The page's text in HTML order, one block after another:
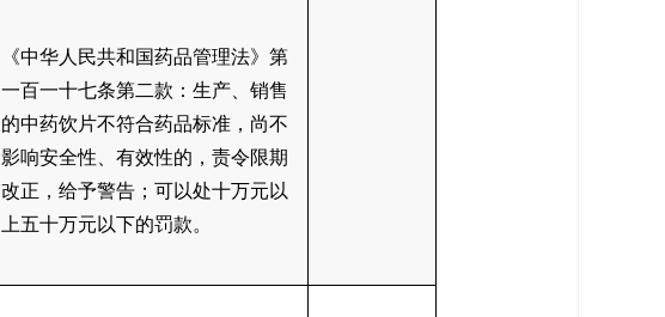
《中华人民共和国药品管理法》第
一百一十七条第二款：生产、销售
的中药饮片不符合药品标准，尚不
影响安全性、有效性的，责令限期
改正，给予警告；可以处十万元以
上五十万元以下的罚款。